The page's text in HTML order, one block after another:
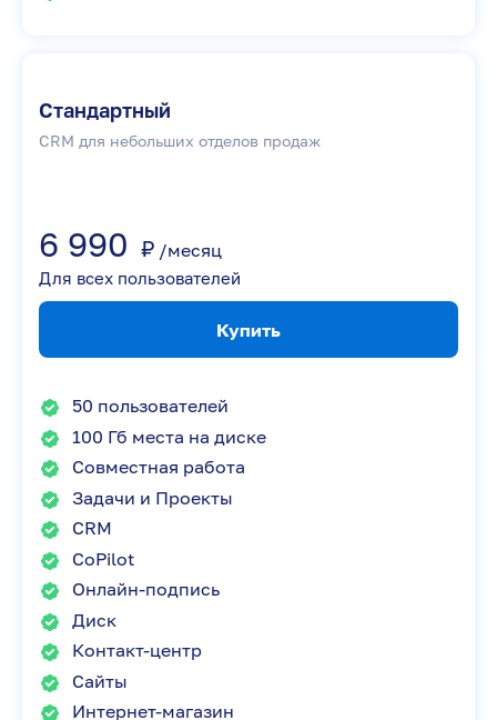
Стандартный
CRM для небольших отделов продаж
6 990 ₽ /месяц
Для всех пользователей
Купить
50 пользователей
100 Гб места на диске
Совместная работа
Задачи и Проекты
CRM
CoPilot
Онлайн-подпись
Диск
Контакт-центр
Сайты
Интернет-магазин